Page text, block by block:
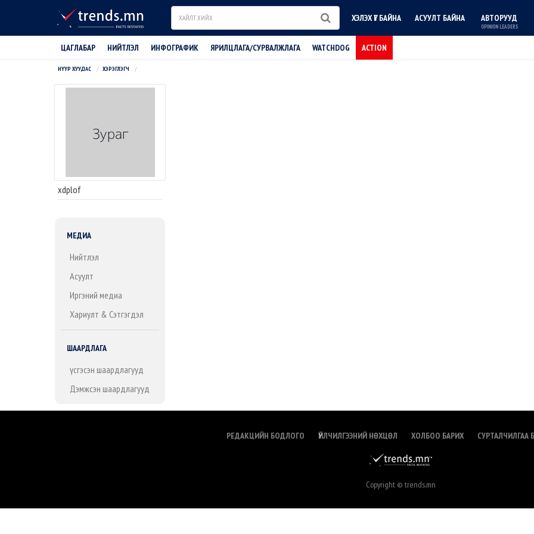
Search ХЭЛЭХ ҮГ БАЙНА АСУУЛТ БАЙНА АВТОРУУД
OPINION LEADERS
ЦАГЛАБАР НИЙТЛЭЛ ИНФОГРАФИК ЯРИЛЦЛАГА/СУРВАЛЖЛАГА WATCHDOG ACTION
НҮҮР ХУУДАС ХЭРЭГЛЭГЧ
xdplof
МЕДИА
Нийтлэл
Асуулт
Иргэний медиа
Хариулт & Сэтгэгдэл
ШААРДЛАГА
Үүсгэсэн шаардлагууд
Дэмжсэн шаардлагууд
РЕДАКЦИЙН БОДЛОГО ҮЙЛЧИЛГЭЭНИЙ НӨХЦӨЛ ХОЛБОО БАРИХ СУРТАЛЧИЛГАА
Copyright © trends.mn